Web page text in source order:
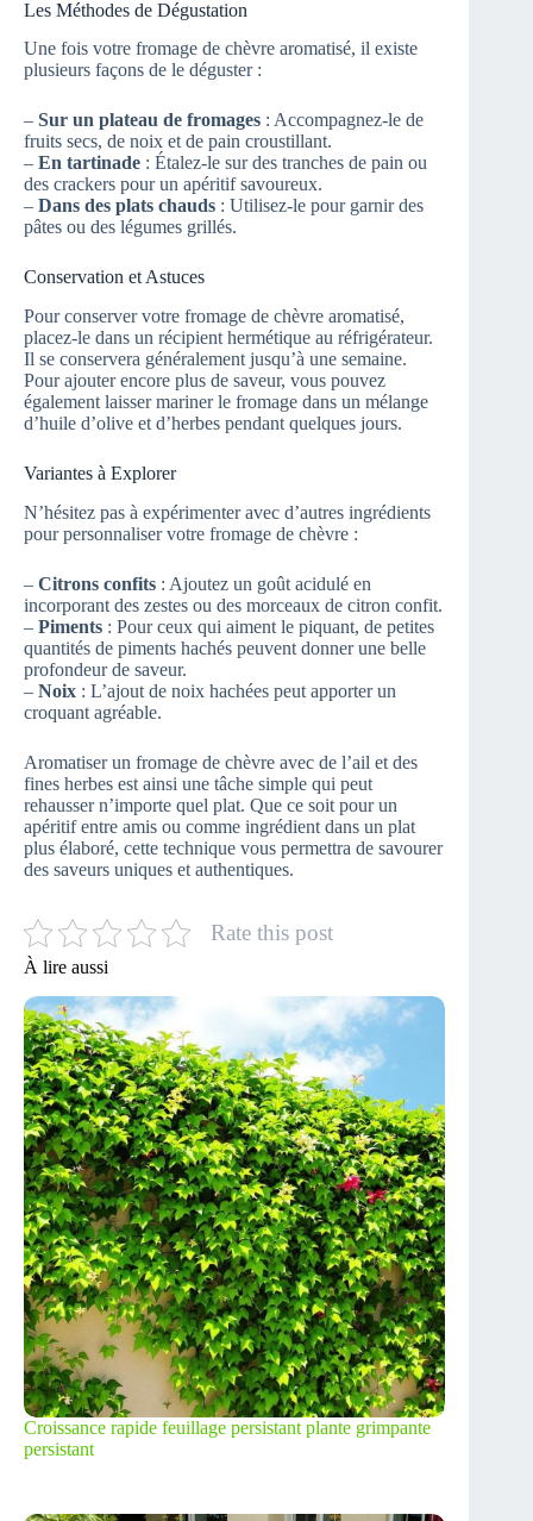
Les Méthodes de Dégustation
Une fois votre fromage de chèvre aromatisé, il existe
plusieurs façons de le déguster :
– Sur un plateau de fromages : Accompagnez-le de
fruits secs, de noix et de pain croustillant.
– En tartinade : Étalez-le sur des tranches de pain ou
des crackers pour un apéritif savoureux.
– Dans des plats chauds : Utilisez-le pour garnir des
pâtes ou des légumes grillés.
Conservation et Astuces
Pour conserver votre fromage de chèvre aromatisé,
placez-le dans un récipient hermétique au réfrigérateur.
Il se conservera généralement jusqu’à une semaine.
Pour ajouter encore plus de saveur, vous pouvez
également laisser mariner le fromage dans un mélange
d’huile d’olive et d’herbes pendant quelques jours.
Variantes à Explorer
N’hésitez pas à expérimenter avec d’autres ingrédients
pour personnaliser votre fromage de chèvre :
– Citrons confits : Ajoutez un goût acidulé en
incorporant des zestes ou des morceaux de citron confit.
– Piments : Pour ceux qui aiment le piquant, de petites
quantités de piments hachés peuvent donner une belle
profondeur de saveur.
– Noix : L’ajout de noix hachées peut apporter un
croquant agréable.
Aromatiser un fromage de chèvre avec de l’ail et des
fines herbes est ainsi une tâche simple qui peut
rehausser n’importe quel plat. Que ce soit pour un
apéritif entre amis ou comme ingrédient dans un plat
plus élaboré, cette technique vous permettra de savourer
des saveurs uniques et authentiques.
Rate this post
À lire aussi
Croissance rapide feuillage persistant plante grimpante
persistant